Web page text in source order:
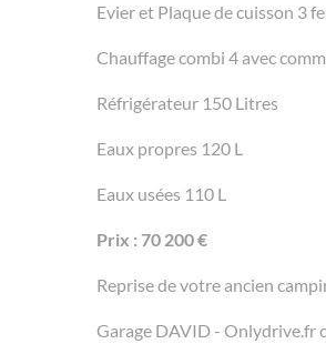
Evier et Plaque de cuisson 3
Chauffage combi 4 avec
Réfrigérateur 150 Litres
Eaux propres 120 L
Eaux usées 110 L
Prix : 70 200 €
Reprise de votre ancien
Garage DAVID - Onlydrive.fr